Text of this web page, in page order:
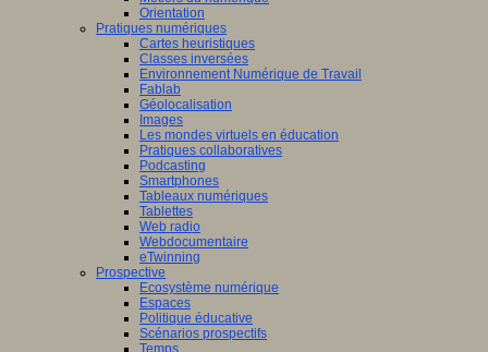
Orientation
Pratiques numériques
Cartes heuristiques
Classes inversées
Environnement Numérique de Travail
Fablab
Géolocalisation
Images
Les mondes virtuels en éducation
Pratiques collaboratives
Podcasting
Smartphones
Tableaux numériques
Tablettes
Web radio
Webdocumentaire
eTwinning
Prospective
Ecosystème numérique
Espaces
Politique éducative
Scénarios prospectifs
Temps